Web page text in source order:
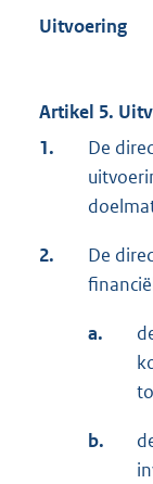
Uitvoering
Artikel 5.
1.
De
2.
De
a.
b.